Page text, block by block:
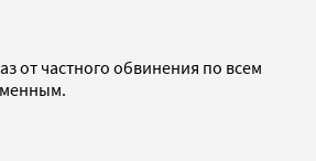
от частного обвинения по всем